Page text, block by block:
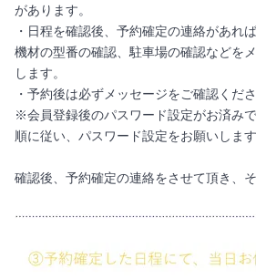
があります。
・日程を確認後、予約確定の連絡があれ
機材の型番の確認、駐車場の確認などを
します。
・予約後は必ずメッセージをご確認くださ
※会員登録後のパスワード設定がお済み
順に従い、パスワード設定をお願いします
確認後、予約確定の連絡をさせて頂き、